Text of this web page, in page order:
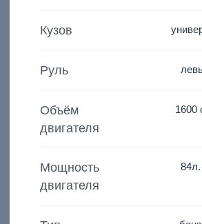
Кузов
Руль
Объём
двигателя
1600
Мощность
двигателя
84л.